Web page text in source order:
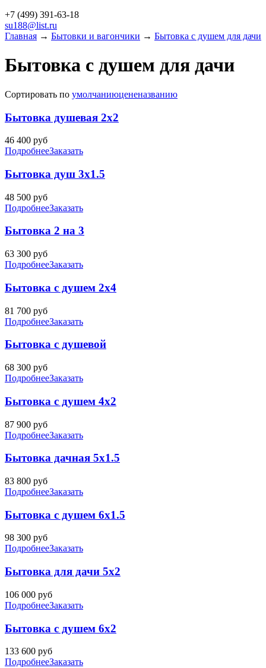
+7 (499) 391-63-18
su188@list.ru
Главная → Бытовки и вагончики → Бытовка с душем для дачи
Бытовка с душем для дачи
Сортировать по умолчаниюцененазванию
Бытовка душевая 2х2
46 400 руб
ПодробнееЗаказать
Бытовка душ 3х1.5
48 500 руб
ПодробнееЗаказать
Бытовка 2 на 3
63 300 руб
ПодробнееЗаказать
Бытовка с душем 2х4
81 700 руб
ПодробнееЗаказать
Бытовка с душевой
68 300 руб
ПодробнееЗаказать
Бытовка с душем 4х2
87 900 руб
ПодробнееЗаказать
Бытовка дачная 5х1.5
83 800 руб
ПодробнееЗаказать
Бытовка с душем 6х1.5
98 300 руб
ПодробнееЗаказать
Бытовка для дачи 5х2
106 000 руб
ПодробнееЗаказать
Бытовка с душем 6х2
133 600 руб
ПодробнееЗаказать